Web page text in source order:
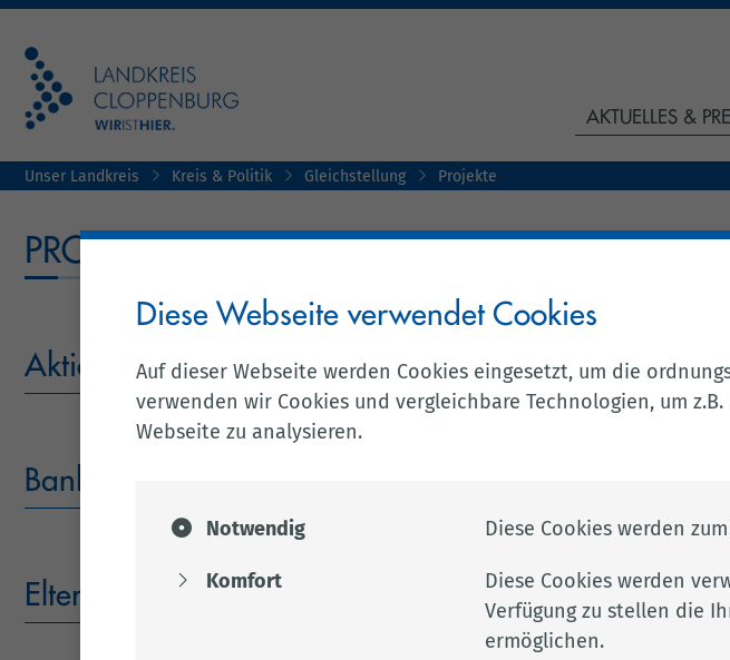
AKTUELLES &
Unser Landkreis Kreis & Politik Gleichstellung Projekte
PROJEKTE
Aktionsprogramm „Kommune – Frauen in die Politik!“
Bankschilder-Aktion gegen häusliche Gewalt
ElternRat
Diese Webseite verwendet Cookies
Auf dieser Webseite werden Cookies eingesetzt, um die
verwenden wir Cookies und vergleichbare Technologien, um
Webseite zu analysieren.
Notwendig Diese Cookies werden
Komfort
Diese Cookies werden
Verfügung zu stellen die
ermöglichen.